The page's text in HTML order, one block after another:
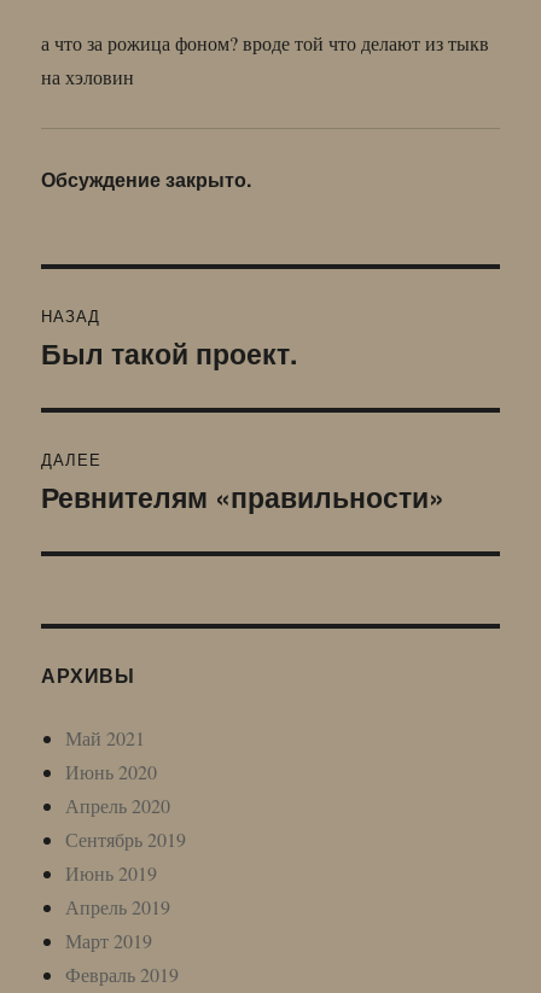
а что за рожица фоном? вроде той что делают из тыкв
на хэловин
Обсуждение закрыто.
по
НАЗАД
Предыдущая
Был такой проект.
ДАЛЕЕ
Следующая
Ревнителям «правильности»
АРХИВЫ
Май 2021
Июнь 2020
Апрель 2020
Сентябрь 2019
Июнь 2019
Апрель 2019
Март 2019
Февраль 2019